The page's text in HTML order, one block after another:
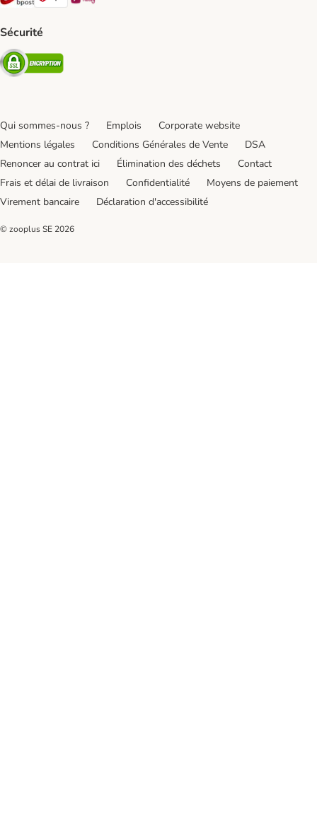
Sécurité
Security
Qui sommes-nous ? Emplois
Corporate website
Mentions légales
Conditions Générales de Vente
DSA
Renoncer au contrat ici
Élimination des déchets
Contact
Frais et délai de livraison
Confidentialité
Moyens de paiement
Virement bancaire
Déclaration d'accessibilité
© zooplus SE 2026